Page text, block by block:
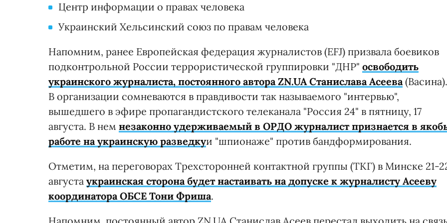
Центр информации о правах человека
Украинский Хельсинский союз по правам человека
Напомним, ранее Европейская федерация журналистов (EFJ) призвала боевиков
подконтрольной России террористической группировки "ДНР" освободить
украинского журналиста, постоянного автора ZN.UA Станислава Асеева (Васина).
В организации сомневаются в правдивости так называемого "интервью",
вышедшего в эфире пропагандистского телеканала "Россия 24" в пятницу, 17
августа. В нем незаконно удерживаемый в ОРДО журналист признается в
работе на украинскую разведкуи "шпионаже" против бандформирования.
Отметим, на переговорах Трехсторонней контактной группы (ТКГ) в Минске 21-
августа украинская сторона будет настаивать на допуске к журналисту Асееву
координатора ОБСЕ Тони Фриша.